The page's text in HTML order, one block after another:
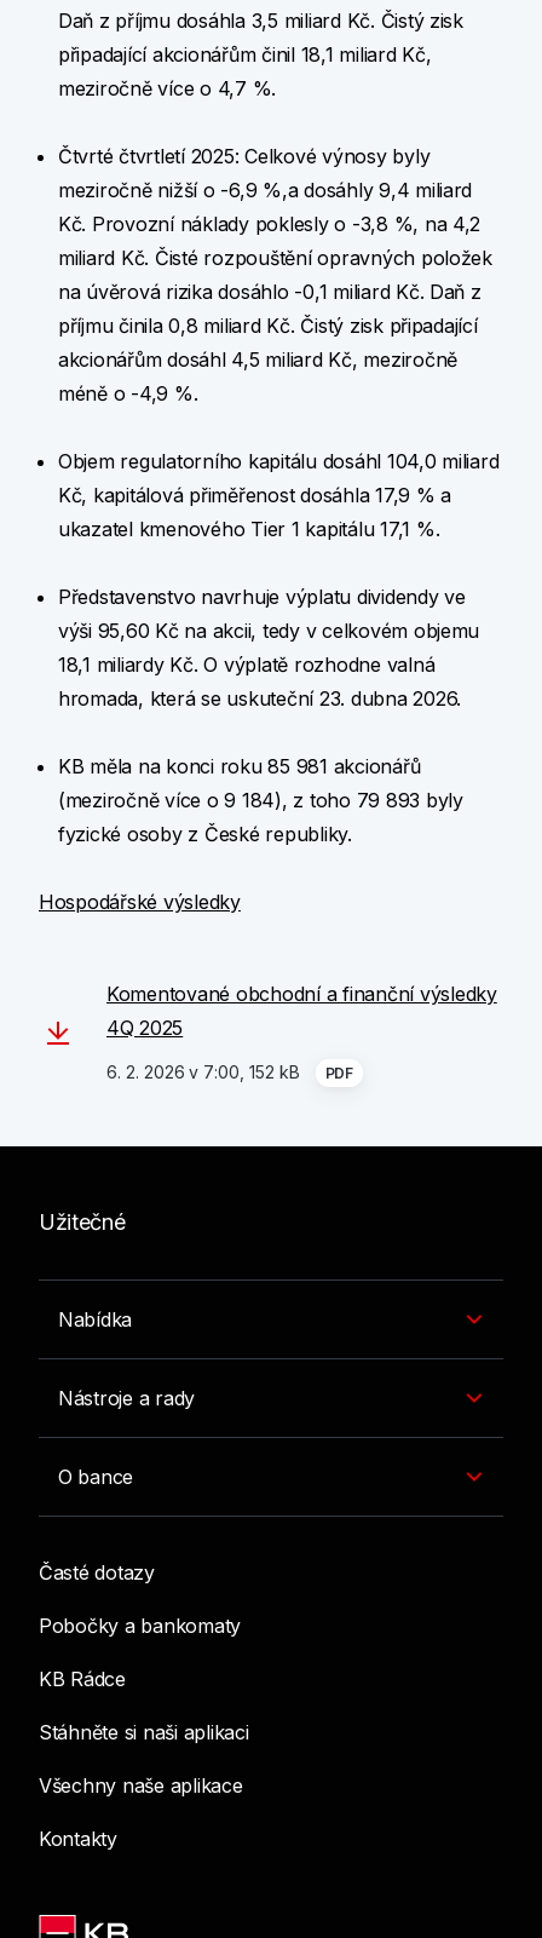
Daň z příjmu dosáhla 3,5 miliard Kč. Čistý zisk
připadající akcionářům činil 18,1 miliard Kč,
meziročně více o 4,7 %.
Čtvrté čtvrtletí 2025: Celkové výnosy byly
meziročně nižší o -6,9 %,a dosáhly 9,4 miliard
Kč. Provozní náklady poklesly o -3,8 %, na 4,2
miliard Kč. Čisté rozpouštění opravných položek
na úvěrová rizika dosáhlo -0,1 miliard Kč. Daň z
příjmu činila 0,8 miliard Kč. Čistý zisk připadající
akcionářům dosáhl 4,5 miliard Kč, meziročně
méně o -4,9 %.
Objem regulatorního kapitálu dosáhl 104,0 miliard
Kč, kapitálová přiměřenost dosáhla 17,9 % a
ukazatel kmenového Tier 1 kapitálu 17,1 %.
Představenstvo navrhuje výplatu dividendy ve
výši 95,60 Kč na akcii, tedy v celkovém objemu
18,1 miliardy Kč. O výplatě rozhodne valná
hromada, která se uskuteční 23. dubna 2026.
KB měla na konci roku 85 981 akcionářů
(meziročně více o 9 184), z toho 79 893 byly
fyzické osoby z České republiky.
Hospodářské výsledky
Komentované obchodní a finanční výsledky
4Q 2025
6. 2. 2026 v 7:00, 152 kB PDF
Užitečné
Nabídka
Nástroje a rady
O bance
Časté dotazy
Pobočky a bankomaty
KB Rádce
Stáhněte si naši aplikaci
Všechny naše aplikace
Kontakty